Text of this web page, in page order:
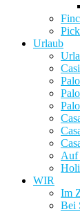
Urlaub
Auf
WIR
Im
Bei